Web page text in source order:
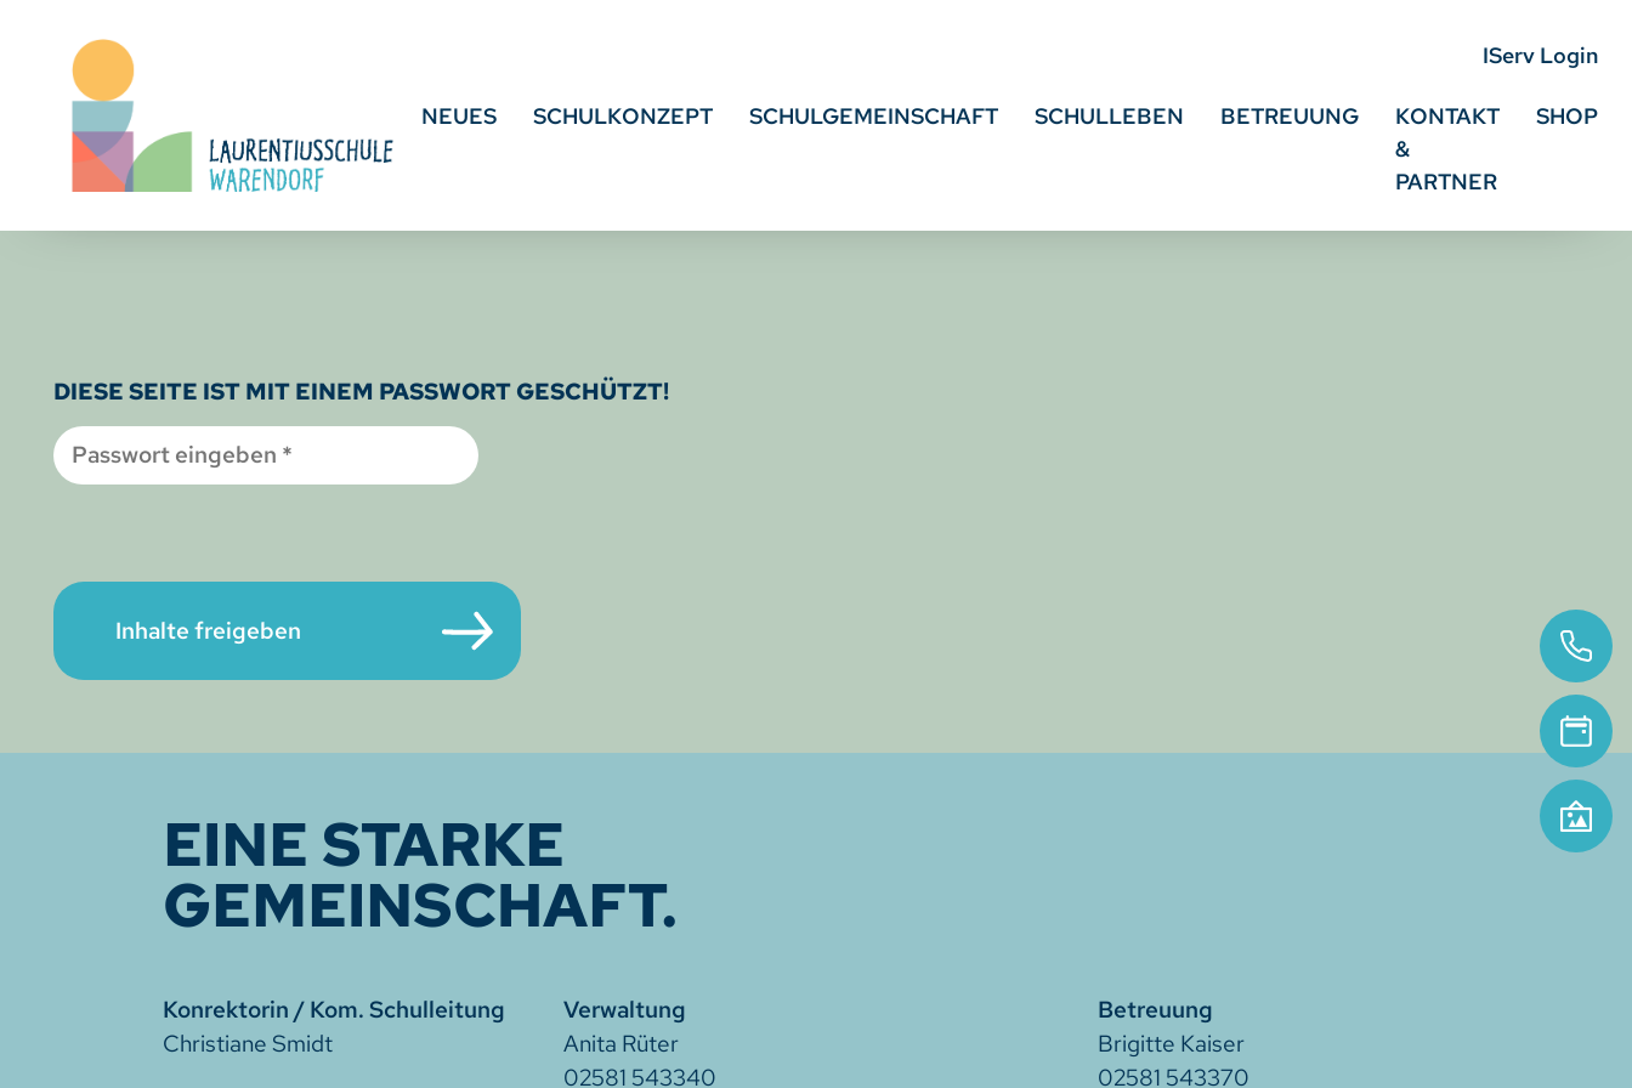
IServ Login
NEUES SCHULKONZEPT SCHULGEMEINSCHAFT SCHULLEBEN BETREUUNG
KONTAKT
&
PARTNER
SHOP
DIESE SEITE IST MIT EINEM PASSWORT GESCHÜTZT!
EINE STARKE
GEMEINSCHAFT.
Konrektorin / Kom. Schulleitung
Christiane Smidt
Verwaltung
Anita Rüter
02581 543340
Betreuung
Brigitte Kaiser
02581 543370